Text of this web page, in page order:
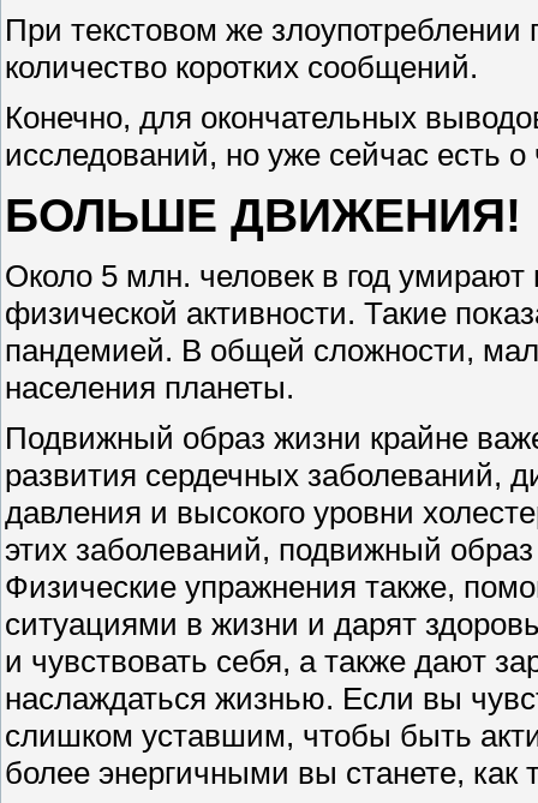
При текстовом же
количество коротких сообщений.
Конечно, для окончательных
исследований, но уже сейчас есть
БОЛЬШЕ ДВИЖЕНИЯ!
Около 5 млн. человек в год
физической активности. Такие
пандемией. В общей сложности,
населения планеты.
Подвижный образ жизни крайне
развития сердечных заболеваний,
давления и высокого уровни
этих заболеваний, подвижный
Физические упражнения также,
ситуациями в жизни и дарят
и чувствовать себя, а также дают
наслаждаться жизнью. Если вы
слишком уставшим, чтобы быть
более энергичными вы станете, как